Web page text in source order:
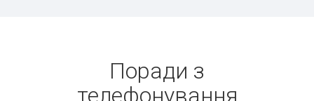
Поради з
телефонування